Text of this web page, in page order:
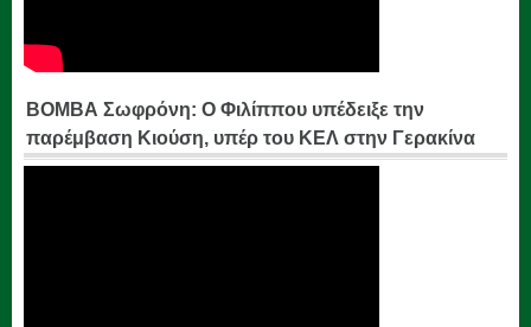
ΒΟΜΒΑ Σωφρόνη: Ο Φιλίππου υπέδειξε την
παρέμβαση Κιούση, υπέρ του ΚΕΛ στην Γερακίνα